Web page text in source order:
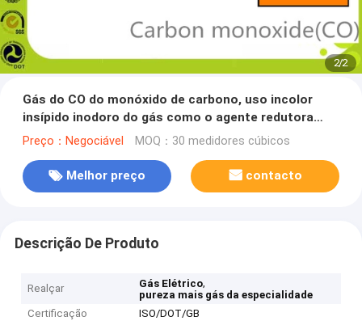
2/2
Gás do CO do monóxido de carbono, uso incolor
insípido inodoro do gás como o agente redutora
forte
Preço：Negociável MOQ：30 medidores cúbicos
Melhor preço contacto
Descrição De Produto
Realçar Gás Elétrico,
pureza mais gás da especialidade
Certificação
ISO/DOT/GB